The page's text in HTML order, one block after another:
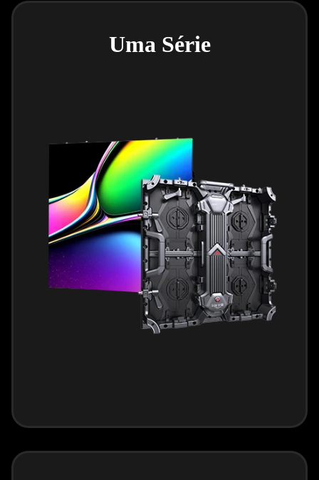
Uma Série